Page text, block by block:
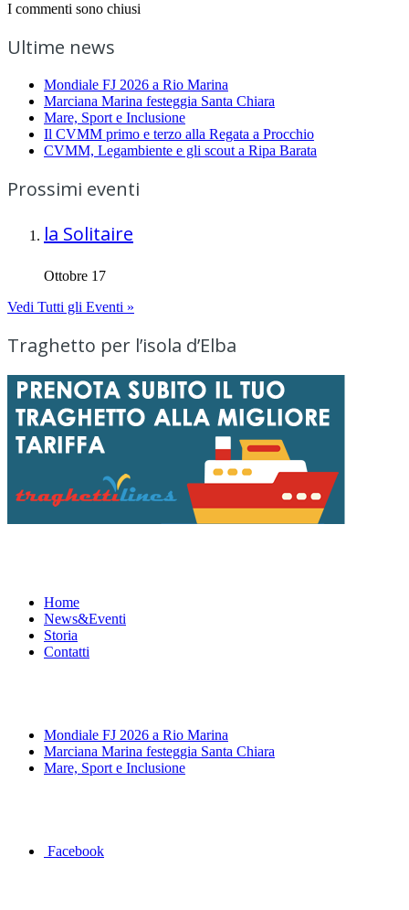
I commenti sono chiusi
Ultime news
Mondiale FJ 2026 a Rio Marina
Marciana Marina festeggia Santa Chiara
Mare, Sport e Inclusione
Il CVMM primo e terzo alla Regata a Procchio
CVMM, Legambiente e gli scout a Ripa Barata
Prossimi eventi
la Solitaire
Ottobre 17
Vedi Tutti gli Eventi »
Traghetto per l’isola d’Elba
Home
News&Eventi
Storia
Contatti
Mondiale FJ 2026 a Rio Marina
Marciana Marina festeggia Santa Chiara
Mare, Sport e Inclusione
Facebook